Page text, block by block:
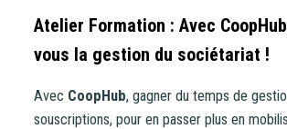
Atelier Formation : Avec
vous la gestion du sociétariat !
Avec CoopHub, gagner du temps de
souscriptions, pour en passer plus en